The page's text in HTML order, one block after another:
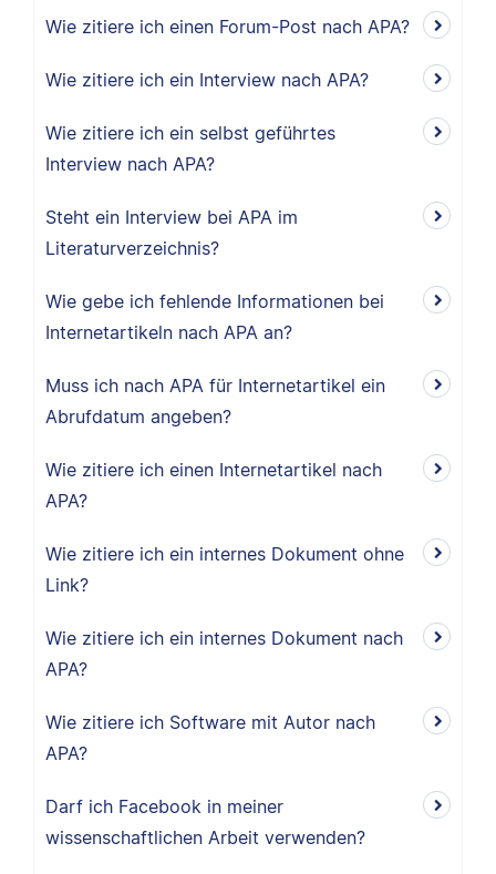
Wie zitiere ich einen Forum-Post nach APA?
Wie zitiere ich ein Interview nach APA?
Wie zitiere ich ein selbst geführtes
Interview nach APA?
Steht ein Interview bei APA im
Literaturverzeichnis?
Wie gebe ich fehlende Informationen bei
Internetartikeln nach APA an?
Muss ich nach APA für Internetartikel ein
Abrufdatum angeben?
Wie zitiere ich einen Internetartikel nach
APA?
Wie zitiere ich ein internes Dokument ohne
Link?
Wie zitiere ich ein internes Dokument nach
APA?
Wie zitiere ich Software mit Autor nach
APA?
Darf ich Facebook in meiner
wissenschaftlichen Arbeit verwenden?